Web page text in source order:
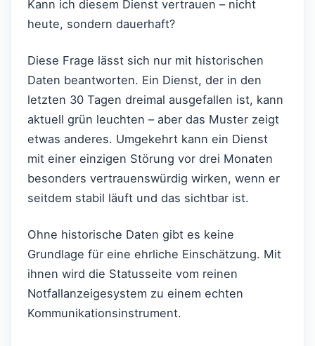
Kann ich diesem Dienst vertrauen – nicht
heute, sondern dauerhaft?
Diese Frage lässt sich nur mit historischen
Daten beantworten. Ein Dienst, der in den
letzten 30 Tagen dreimal ausgefallen ist, kann
aktuell grün leuchten – aber das Muster zeigt
etwas anderes. Umgekehrt kann ein Dienst
mit einer einzigen Störung vor drei Monaten
besonders vertrauenswürdig wirken, wenn er
seitdem stabil läuft und das sichtbar ist.
Ohne historische Daten gibt es keine
Grundlage für eine ehrliche Einschätzung. Mit
ihnen wird die Statusseite vom reinen
Notfallanzeigesystem zu einem echten
Kommunikationsinstrument.